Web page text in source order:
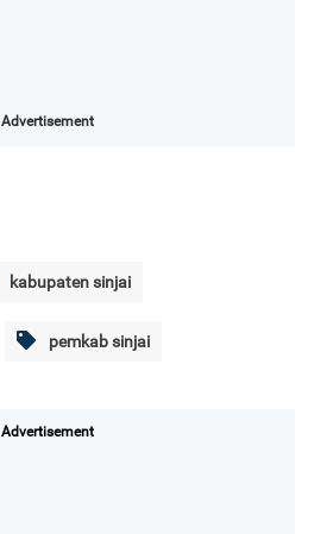
Advertisement
kabupaten sinjai
pemkab sinjai
Advertisement